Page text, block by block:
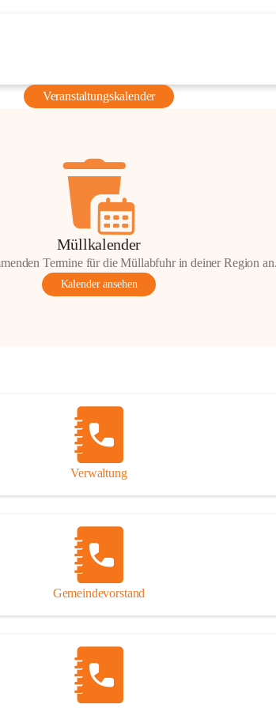
Veranstaltungskalender
Müllkalender
Termine für die Müllabfuhr in deiner Region an.
Kalender ansehen
Verwaltung
Gemeindevorstand